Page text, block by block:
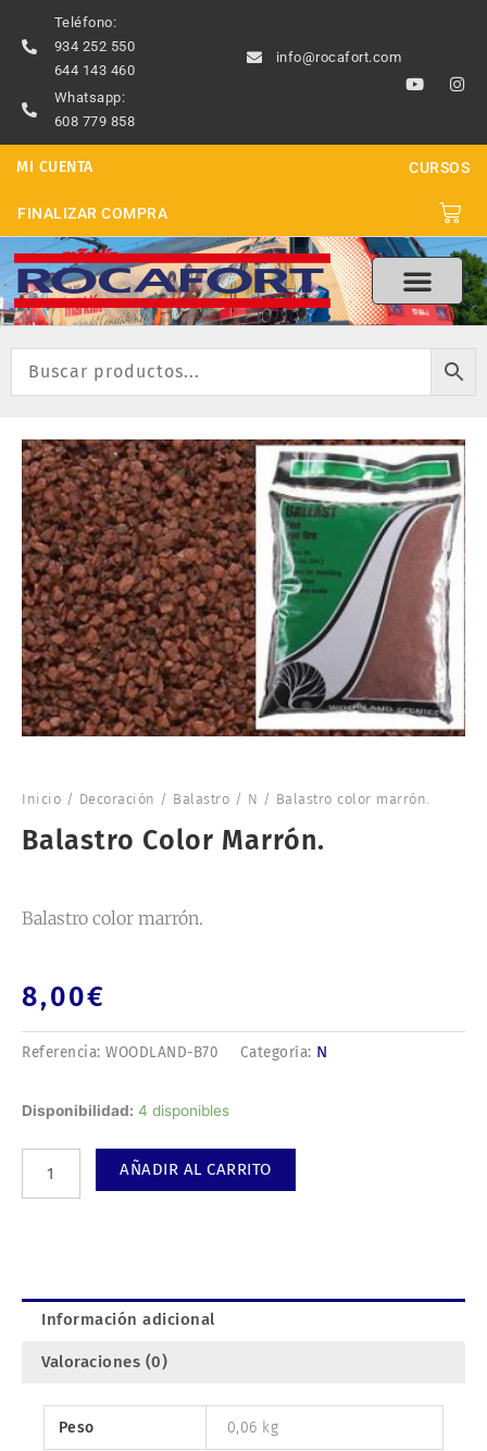
contenido
Teléfono:
934 252 550
644 143 460
Whatsapp:
608 779 858
info@rocafort.com
Y
o
u
b
e
I
n
a
g
r
m
MI CUENTA CURSOS
FINALIZAR COMPRA
Inicio / Decoración / Balastro / N / Balastro color marrón.
Balastro Color Marrón.
Balastro color marrón.
8,00€
Referencia: WOODLAND-B70 Categoría: N
Disponibilidad: 4 disponibles
Balastro
cantidad
AÑADIR AL CARRITO
Información adicional
Valoraciones (0)
Peso 0,06 kg